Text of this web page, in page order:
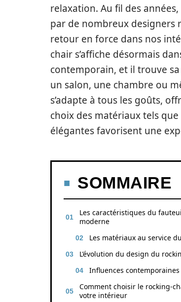
relaxation. Au fil des
par de nombreux designers
retour en force dans nos
chair s’affiche désormais
contemporain, et il trouve
un salon, une chambre ou
s’adapte à tous les goûts,
choix des matériaux tels
élégantes favorisent une
SOMMAIRE
Les caractéristiques du
moderne
Les matériaux au service
L’évolution du design du
Influences
Comment choisir le rocking-
votre intérieur